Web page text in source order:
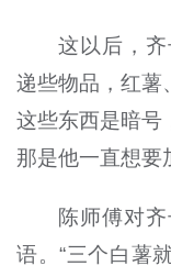
这以后，
递些物品，红
这些东西是暗
那是他一直想要
陈师傅对
语。“三个白薯